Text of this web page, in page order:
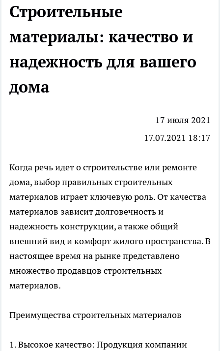
Строительные
материалы: качество и
надежность для вашего
дома
17 июля 2021
17.07.2021 18:17
Когда речь идет о строительстве или ремонте
дома, выбор правильных строительных
материалов играет ключевую роль. От качества
материалов зависит долговечность и
надежность конструкции, а также общий
внешний вид и комфорт жилого пространства. В
настоящее время на рынке представлено
множествопродавцов строительных
материалов.
Преимущества строительных материалов
1. Высокое качество: Продукция компании